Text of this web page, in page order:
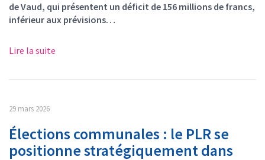
de Vaud, qui présentent un déficit de 156 millions de francs,
inférieur aux prévisions…
Lire la suite
29 mars 2026
Élections communales : le PLR se
positionne stratégiquement dans